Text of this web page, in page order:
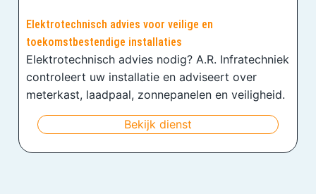
Elektrotechnisch advies voor veilige en
toekomstbestendige installaties
Elektrotechnisch advies nodig? A.R. Infratechniek
controleert uw installatie en adviseert over
meterkast, laadpaal, zonnepanelen en veiligheid.
Bekijk dienst